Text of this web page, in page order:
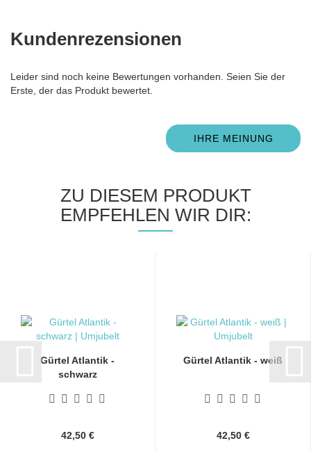
Kundenrezensionen
Leider sind noch keine Bewertungen vorhanden. Seien Sie der
Erste, der das Produkt bewertet.
IHRE MEINUNG
ZU DIESEM PRODUKT
EMPFEHLEN WIR DIR:
Gürtel Atlantik -
schwarz
42,50 €
Gürtel Atlantik - weiß
42,50 €